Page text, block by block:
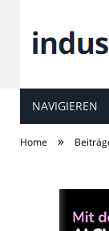
NAVIGIEREN
Home »